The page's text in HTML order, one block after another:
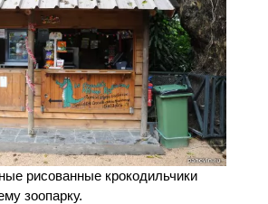
рисованные крокодильчики
зоопарку.